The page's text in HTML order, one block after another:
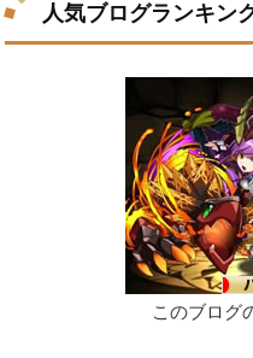
人気ブログランキン
このブログ